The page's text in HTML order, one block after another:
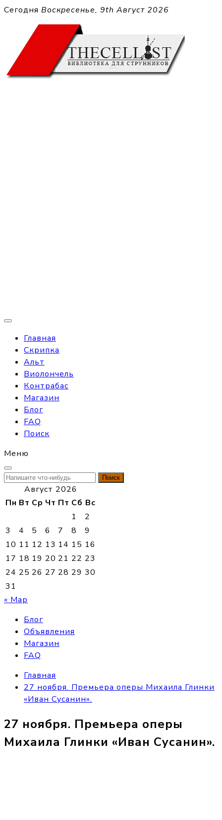
Перейти
содержимому
Сегодня Воскресенье, 9th Август 2026
Главная
Скрипка
Альт
Виолончель
Контрабас
Магазин
Блог
FAQ
Поиск
Меню
Найти:
Август 2026
Пн Вт Ср Чт Пт Сб Вс
1
2
3
4 5 6 7 8
9
10 11 12 13 14 15 16
17 18 19 20 21 22 23
24 25 26 27 28 29 30
31
« Мар
Блог
Объявления
Магазин
FAQ
Главная
27 ноября. Премьера оперы Михаила Глинки
«Иван Сусанин».
27 ноября. Премьера оперы
Михаила Глинки «Иван Сусанин».